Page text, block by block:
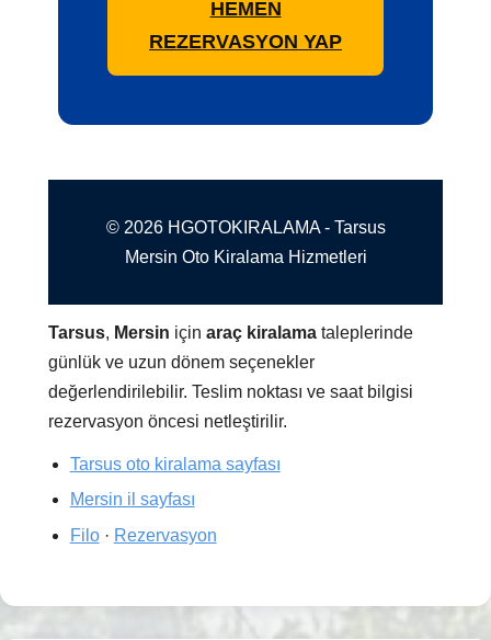
HEMEN
REZERVASYON YAP
© 2026 HGOTOKIRALAMA - Tarsus
Mersin Oto Kiralama Hizmetleri
Tarsus, Mersin içinaraç kiralama taleplerinde
günlük ve uzun dönem seçenekler
değerlendirilebilir. Teslim noktası ve saat bilgisi
rezervasyon öncesi netleştirilir.
Tarsus oto kiralama sayfası
Mersin il sayfası
Filo· Rezervasyon